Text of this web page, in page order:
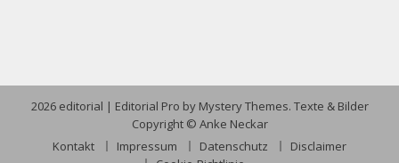
2026 editorial | Editorial Pro by Mystery Themes. Texte & Bilder
Copyright © Anke Neckar
Kontakt
Impressum Datenschutz
Disclaimer